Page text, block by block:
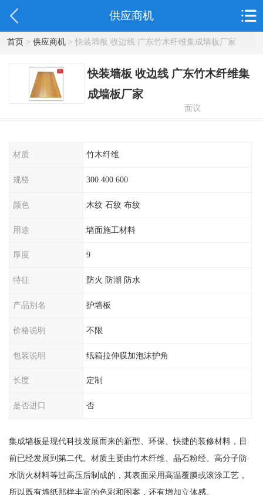
供应商机
首页> 供应商机> 快装墙板 收边线 广东竹木纤维集成墙板厂家
快装墙板 收边线 广东竹木纤维集
成墙板厂家
面议
材质 竹木纤维
规格 300 400 600
颜色 木纹 石纹 布纹
用途 墙面施工材料
厚度 9
特征 防火 防潮 防水
产品别名 护墙板
价格说明 不限
包装说明 纸箱拉伸膜加泡沫护角
长度 定制
是否进口 否
集成墙板是现代科技发展而来的新型、环保、快捷的装修材料，目
前已经发展到第二代。材质主要由竹木纤维、晶石粉经、高分子防
水防火材料等过高压后制成的，其表面采用高温覆膜或滚涂工艺，
所以既有墙纸那样丰富的色彩和图案，还有增加立体感。